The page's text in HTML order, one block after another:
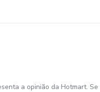
a opinião da Hotmart.